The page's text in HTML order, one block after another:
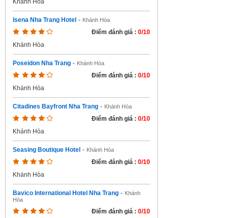
Khánh Hòa
Isena Nha Trang Hotel - Khánh Hòa
Điểm đánh giá : 0/10
Khánh Hòa
Poseidon Nha Trang - Khánh Hòa
Điểm đánh giá : 0/10
Khánh Hòa
Citadines Bayfront Nha Trang - Khánh Hòa
Điểm đánh giá : 0/10
Khánh Hòa
Seasing Boutique Hotel - Khánh Hòa
Điểm đánh giá : 0/10
Khánh Hòa
Bavico International Hotel Nha Trang - Khánh
Hòa
Điểm đánh giá : 0/10